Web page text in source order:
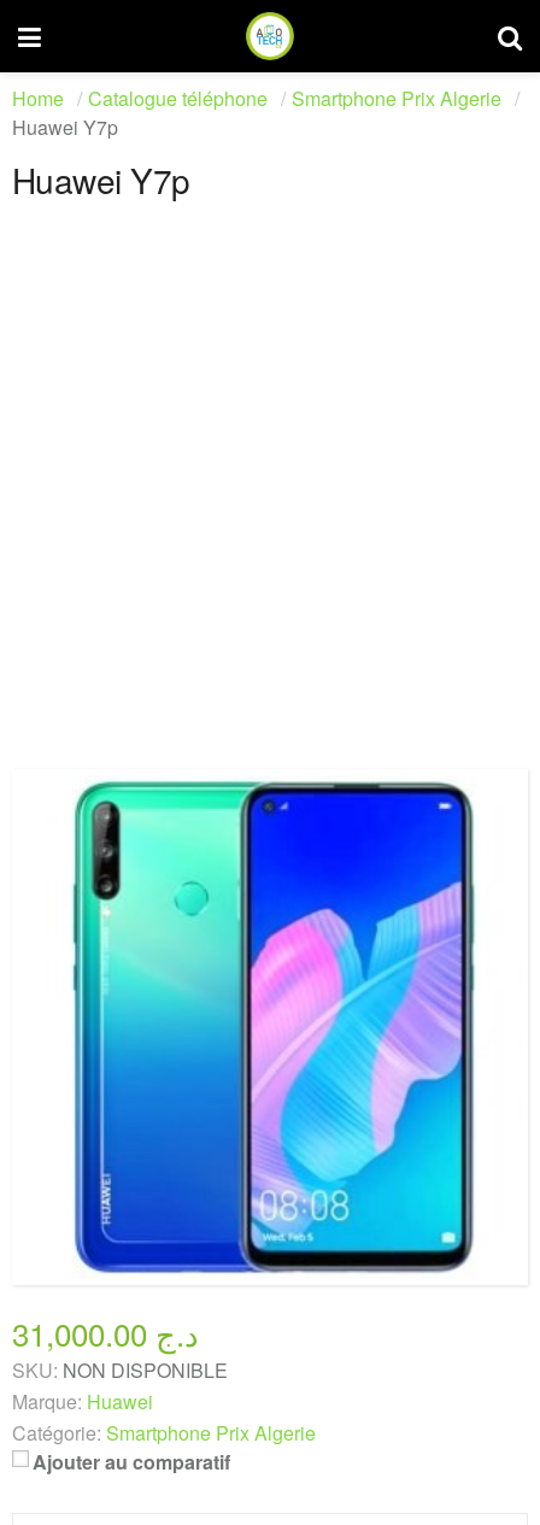
Home Catalogue téléphone
Smartphone Prix Algerie
Huawei Y7p
Huawei Y7p
31,000.00 د.ج
SKU: NON DISPONIBLE
Marque: Huawei
Catégorie: Smartphone Prix Algerie
Ajouter au comparatif